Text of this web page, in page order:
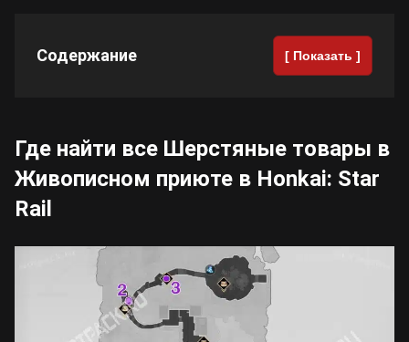
Все игры
Содержание [ Показать ]
Где найти все Шерстяные товары в
Живописном приюте в Honkai: Star
Rail